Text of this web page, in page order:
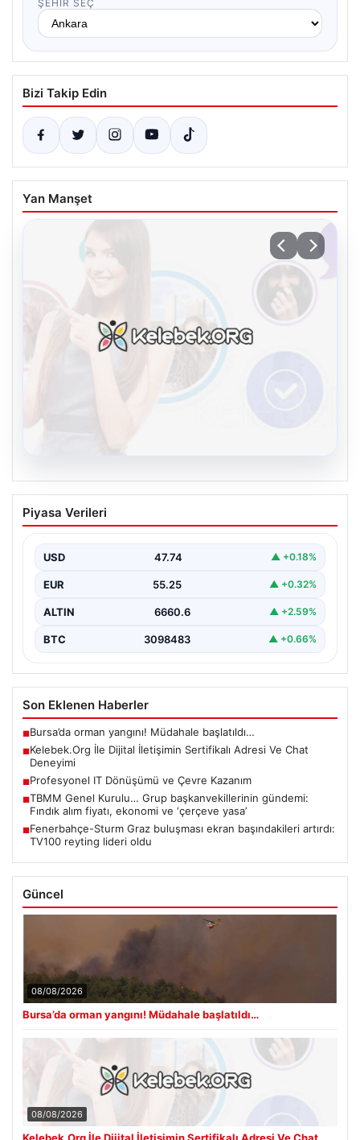
ŞEHIR SEÇ
Bizi Takip Edin
Yan Manşet
Kelebek.Org İle Dijital İletişimin
Sertifikalı Adresi Ve Chat Deneyimi
irtibat sağlaması ciddi bir hassasiyet barındırmaktadır.
Güncel olarak…
Piyasa Verileri
USD 47.74 ▲ +0.18%
EUR 55.25 ▲ +0.32%
ALTIN 6660.6 ▲ +2.59%
BTC 3098483 ▲ +0.66%
Son Eklenen Haberler
■Bursa’da orman yangını! Müdahale başlatıldı…
■Kelebek.Org İle Dijital İletişimin Sertifikalı Adresi Ve Chat
Deneyimi
■Profesyonel IT Dönüşümü ve Çevre Kazanım
■TBMM Genel Kurulu… Grup başkanvekillerinin gündemi:
Fındık alım fiyatı, ekonomi ve ‘çerçeve yasa’
■Fenerbahçe-Sturm Graz buluşması ekran başındakileri artırdı:
TV100 reyting lideri oldu
Güncel
08/08/2026
Bursa’da orman yangını! Müdahale başlatıldı…
08/08/2026